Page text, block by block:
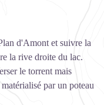
d'Amont et suivre la
la rive droite du lac.
le torrent mais
par un poteau